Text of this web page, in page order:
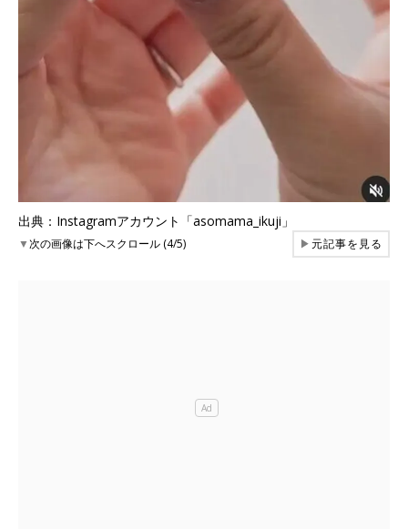
出典：Instagramアカウント「asomama_ikuji」
▼次の画像は下へスクロール (4/5) ▶元記事を見る